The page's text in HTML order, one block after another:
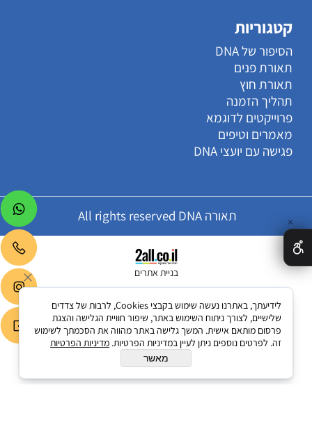
קטגוריות
הסיפור של DNA
תאורת פנים
תאורת חוץ
תהליך הזמנה
פרוייקטים לדוגמא
מאמרים וטיפים
פגישה עם יועצי DNA
תאורה All rights reserved DNA
בניית אתרים
✕
לידיעתך, באתרנו נעשה שימוש בקבצי Cookies, לרבות של צדדים
שלישיים, לצורך ניתוח השימוש באתר, שיפור חוויית הגלישה והצגת
פרסום מותאם אישית. המשך גלישה באתר מהווה את הסכמתך לשימוש
זה. לפרטים נוספים ניתן לעיין במדיניות הפרטיות. מדיניות הפרטיות
מאשר